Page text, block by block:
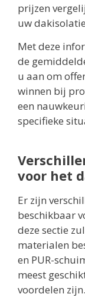
prijzen
uw
Met deze
de
u aan om
winnen bij
een
specifieke
voor het
Er zijn
beschikbaar
deze sectie
materialen
en PUR-
meest
voordelen zijn.